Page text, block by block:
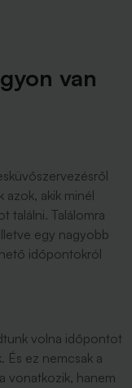
van
akik minél
találni. Találomra
egy nagyobb
időpontokról
volna időpontot
És ez nemcsak a
vonatkozik, hanem